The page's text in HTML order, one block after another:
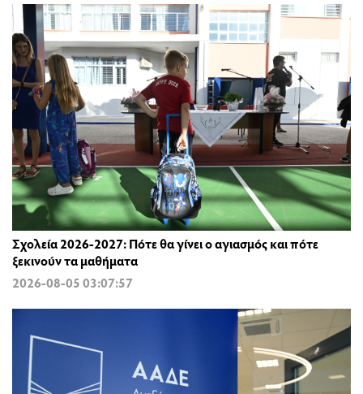
Σχολεία 2026-2027: Πότε θα γίνει ο αγιασμός και πότε
ξεκινούν τα μαθήματα
2026-08-05 03:07:57